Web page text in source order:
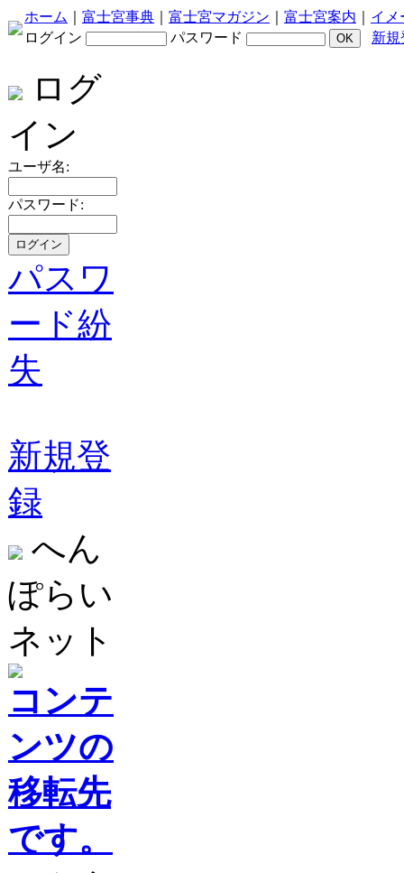
ホーム 富士宮事典 富士宮マガジン 富士宮案内
イメ
ログイン
パスワード 新規
ログ
イン
ユーザ名:
パスワード:
パスワ
ード紛
失
新規登
録
へん
ぽらい
ネット
コンテ
ンツの
移転先
です。